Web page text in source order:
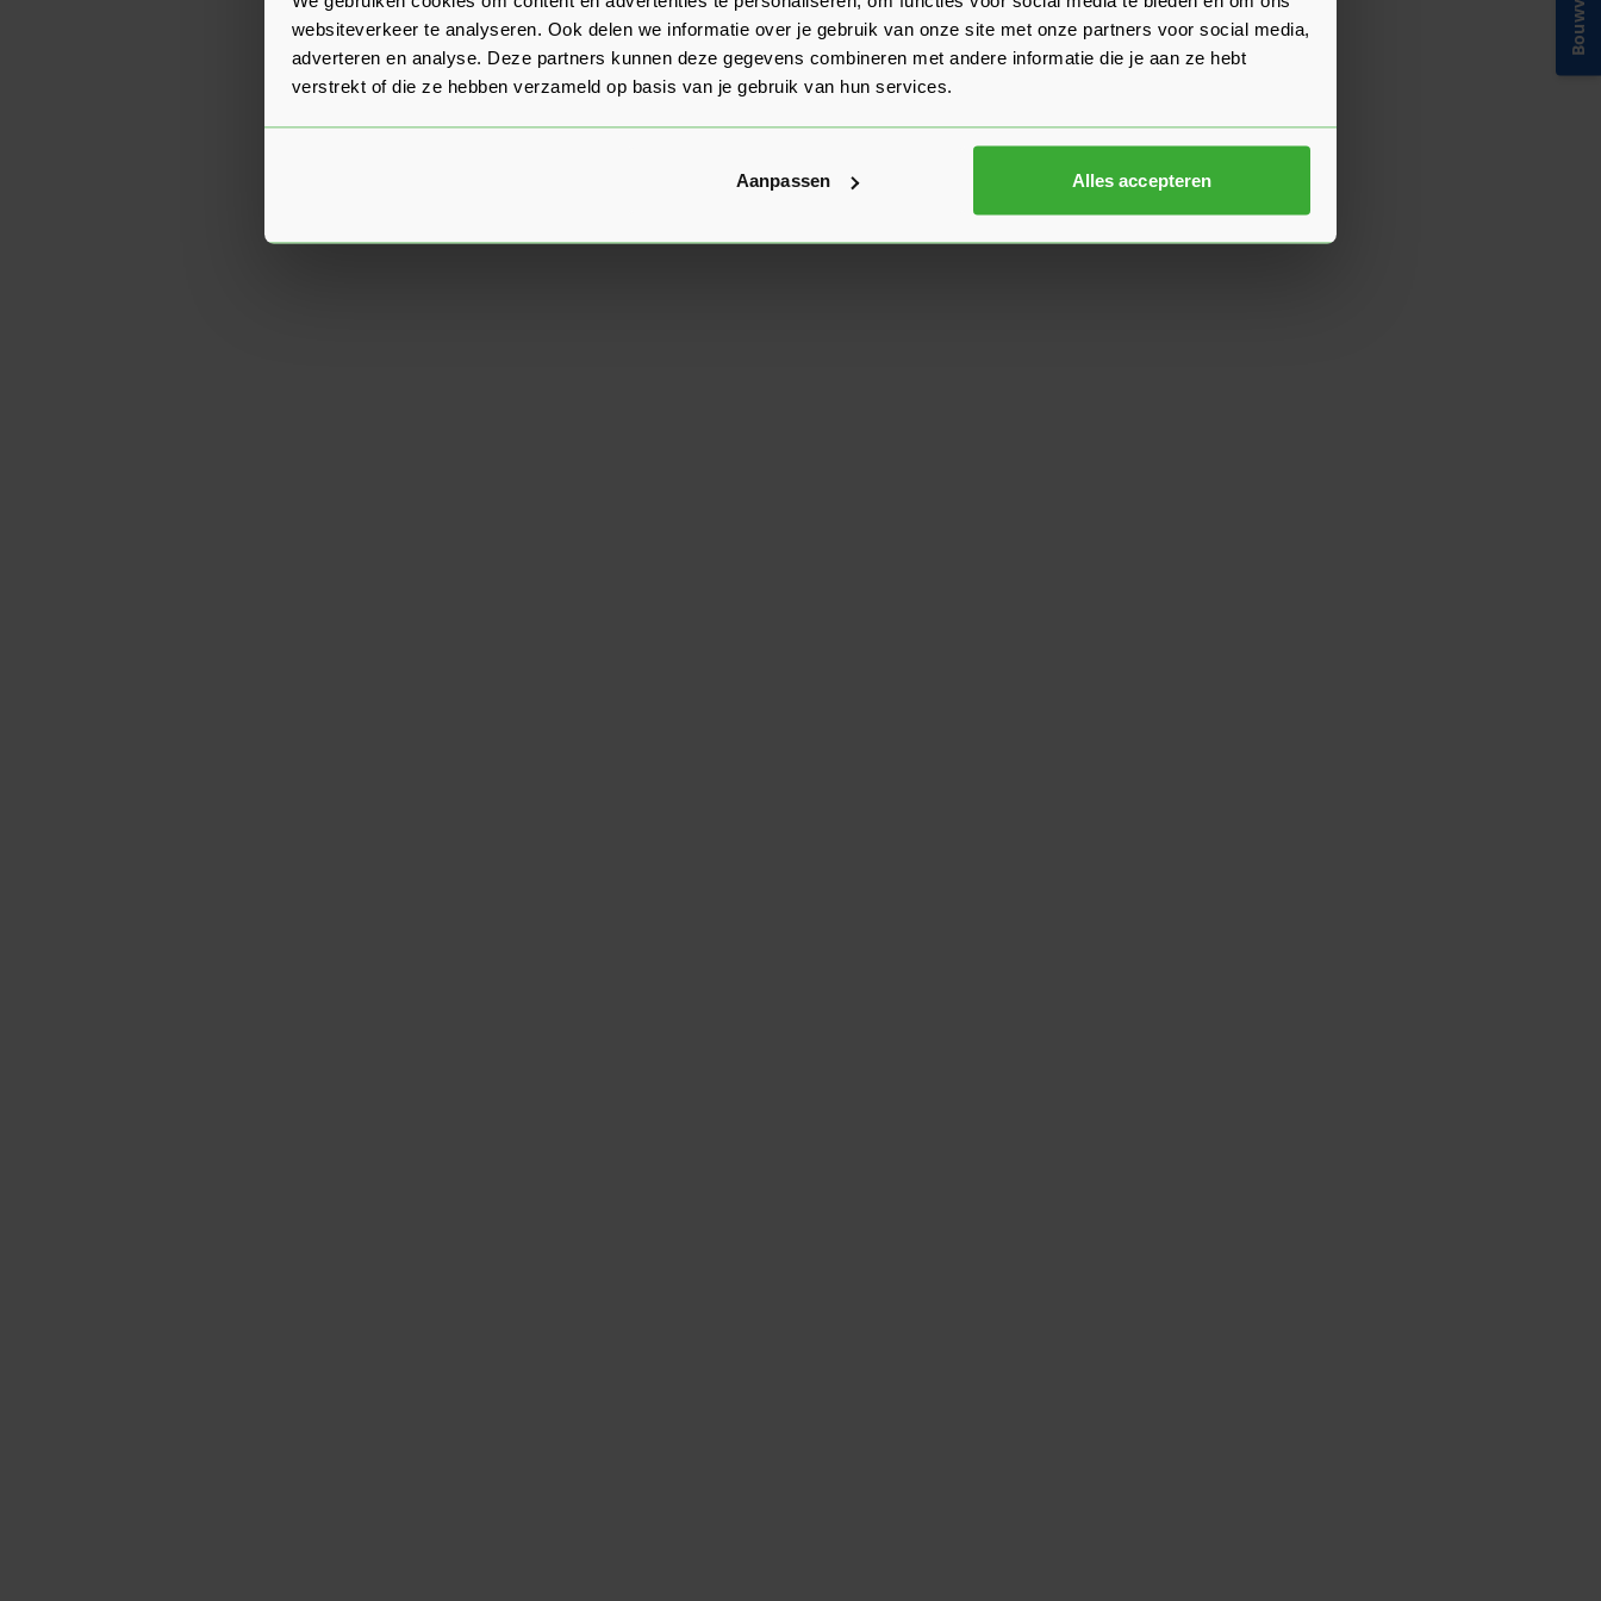
websiteverkeer te analyseren. Ook delen we informatie over je gebruik van onze site met onze partners voor social media,
adverteren en analyse. Deze partners kunnen deze gegevens combineren met andere informatie die je aan ze hebt
verstrekt of die ze hebben verzameld op basis van je gebruik van hun services.
Aanpassen Alles accepteren